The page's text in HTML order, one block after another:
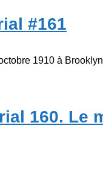
#161
1910 à
160. Le